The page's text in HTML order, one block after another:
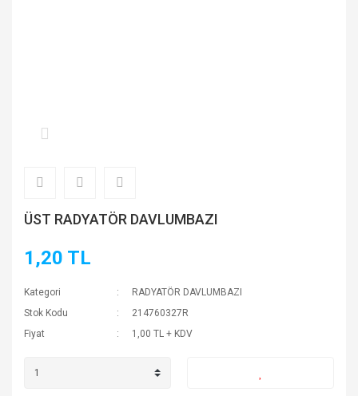
ÜST RADYATÖR DAVLUMBAZI
1,20 TL
Kategori
RADYATÖR DAVLUMBAZI
Stok Kodu
214760327R
Fiyat
1,00 TL + KDV